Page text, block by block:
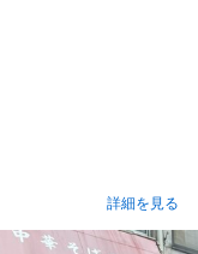
詳細を見る